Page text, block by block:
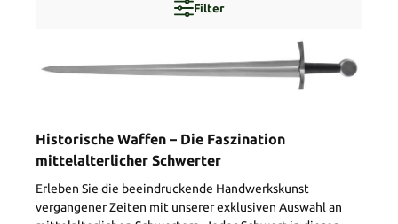
Filter
Historische Waffen – Die Faszination
mittelalterlicher Schwerter
Erleben Sie die beeindruckende Handwerkskunst
vergangener Zeiten mit unserer exklusiven Auswahl an